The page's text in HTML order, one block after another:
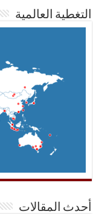
التغطية العالمية
أحدث المقالات